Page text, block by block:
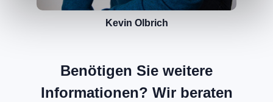
Kevin Olbrich
Benötigen Sie weitere
Informationen? Wir beraten